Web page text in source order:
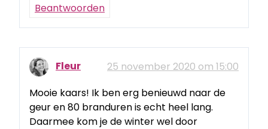
Beantwoorden
Fleur
25 november 2020 om 15:00
Mooie kaars! Ik ben erg benieuwd naar de
geur en 80 branduren is echt heel lang.
Daarmee kom je de winter wel door